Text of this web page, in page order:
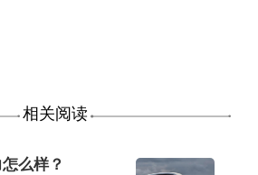
相关阅读
么样？